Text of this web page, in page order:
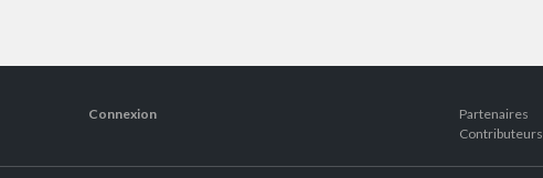
Connexion
Partenaires
Contributeurs